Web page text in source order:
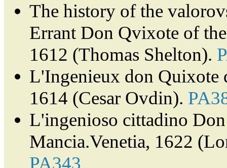
The history of the
Errant Don Qvixote of
1612 (Thomas Shelton).
L'Ingenieux don Quixote
1614 (Cesar Ovdin).
L'ingenioso cittadino
Mancia.Venetia, 1622
PA343